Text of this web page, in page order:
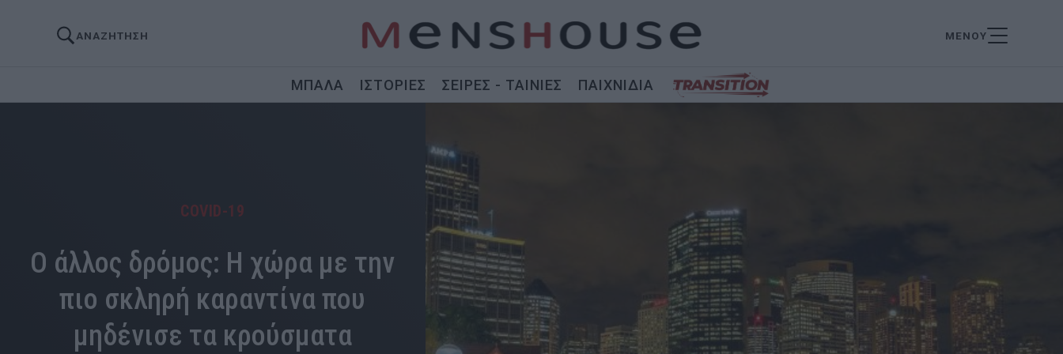
ΑΝΑΖΗΤΗΣΗ ΜΕΝΟΥ
ΜΠΑΛΑ ΙΣΤΟΡΙΕΣ ΣΕΙΡΕΣ - ΤΑΙΝΙΕΣ ΠΑΙΧΝΙΔΙΑ
COVID-19
Ο άλλος δρόμος: Η χώρα με την
πιο σκληρή καραντίνα που
μηδένισε τα κρούσματα